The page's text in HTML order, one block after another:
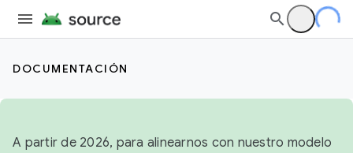
DOCUMENTACIÓN
A partir de 2026, para alinearnos con nuestro modelo